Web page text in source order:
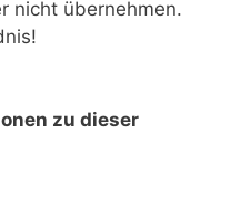
nicht übernehmen.
zu dieser